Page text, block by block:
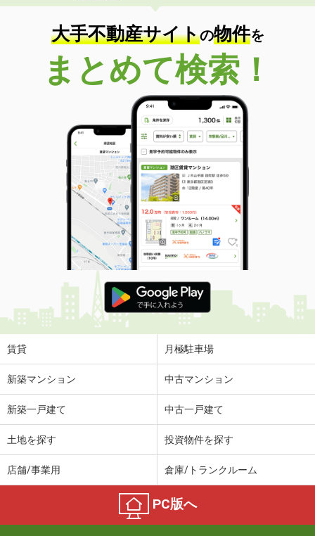
大手不動産サイトの物件を
まとめて検索！
賃貸 月極駐車場
新築マンション 中古マンション
新築一戸建て 中古一戸建て
土地を探す 投資物件を探す
店舗/事業用 倉庫/トランクルーム
PC版へ